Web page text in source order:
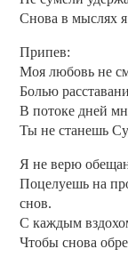
Снова в мыслях я
Припев:
Моя любовь не
Болью
В потоке дней
Ты не станешь
Я не верю
Поцелуешь на
снов.
С каждым
Чтобы снова